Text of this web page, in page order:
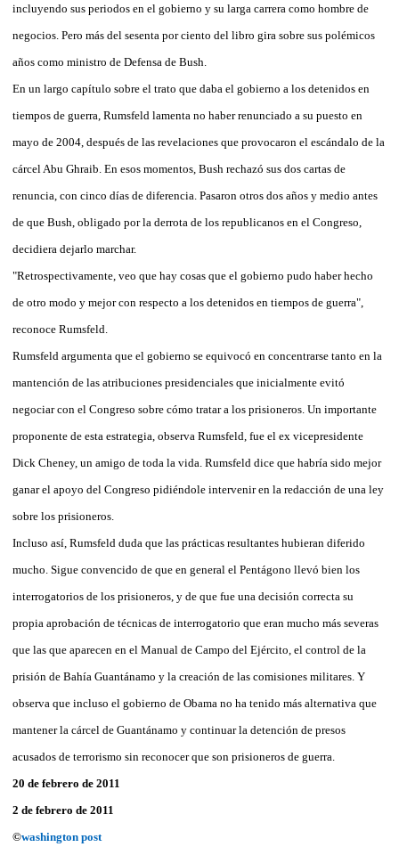
incluyendo sus periodos en el gobierno y su larga carrera como hombre de
negocios. Pero más del sesenta por ciento del libro gira sobre sus polémicos
años como ministro de Defensa de Bush.
En un largo capítulo sobre el trato que daba el gobierno a los detenidos en
tiempos de guerra, Rumsfeld lamenta no haber renunciado a su puesto en
mayo de 2004, después de las revelaciones que provocaron el escándalo de la
cárcel Abu Ghraib. En esos momentos, Bush rechazó sus dos cartas de
renuncia, con cinco días de diferencia. Pasaron otros dos años y medio antes
de que Bush, obligado por la derrota de los republicanos en el Congreso,
decidiera dejarlo marchar.
"Retrospectivamente, veo que hay cosas que el gobierno pudo haber hecho
de otro modo y mejor con respecto a los detenidos en tiempos de guerra",
reconoce Rumsfeld.
Rumsfeld argumenta que el gobierno se equivocó en concentrarse tanto en la
mantención de las atribuciones presidenciales que inicialmente evitó
negociar con el Congreso sobre cómo tratar a los prisioneros. Un importante
proponente de esta estrategia, observa Rumsfeld, fue el ex vicepresidente
Dick Cheney, un amigo de toda la vida. Rumsfeld dice que habría sido mejor
ganar el apoyo del Congreso pidiéndole intervenir en la redacción de una ley
sobre los prisioneros.
Incluso así, Rumsfeld duda que las prácticas resultantes hubieran diferido
mucho. Sigue convencido de que en general el Pentágono llevó bien los
interrogatorios de los prisioneros, y de que fue una decisión correcta su
propia aprobación de técnicas de interrogatorio que eran mucho más severas
que las que aparecen en el Manual de Campo del Ejército, el control de la
prisión de Bahía Guantánamo y la creación de las comisiones militares. Y
observa que incluso el gobierno de Obama no ha tenido más alternativa que
mantener la cárcel de Guantánamo y continuar la detención de presos
acusados de terrorismo sin reconocer que son prisioneros de guerra.
20 de febrero de 2011
2 de febrero de 2011
©washington post